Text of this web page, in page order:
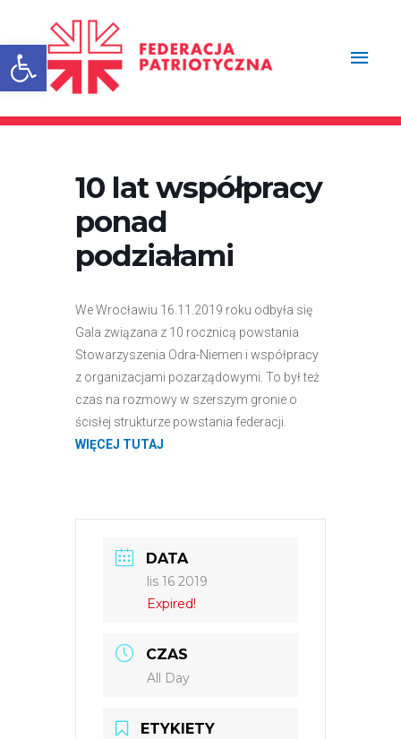
Otwórz pasek narzędzi
treści
10 lat współpracy
ponad
podziałami
We Wrocławiu 16.11.2019 roku odbyła się
Gala związana z 10 rocznicą powstania
Stowarzyszenia Odra-Niemen i współpracy
z organizacjami pozarządowymi. To był też
czas na rozmowy w szerszym gronie o
ścisłej strukturze powstania federacji.
WIĘCEJ TUTAJ
DATA
lis 16 2019
Expired!
CZAS
All Day
ETYKIETY